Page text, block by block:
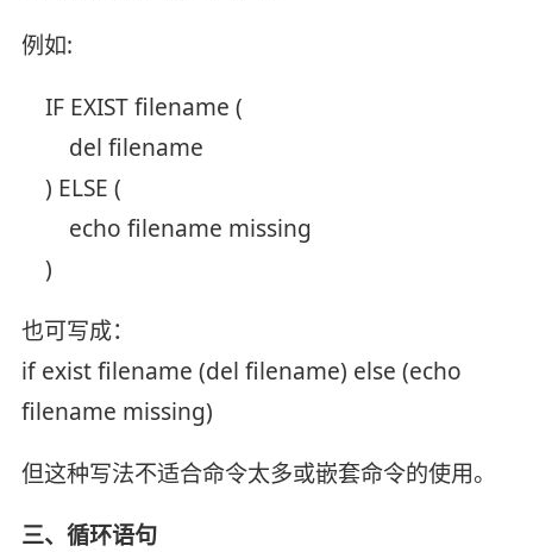
例如:
IF EXIST filename (
del filename
) ELSE (
echo filename missing
)
也可写成：
if exist filename (del filename) else (echo
filename missing)
但这种写法不适合命令太多或嵌套命令的使用。
三、循环语句